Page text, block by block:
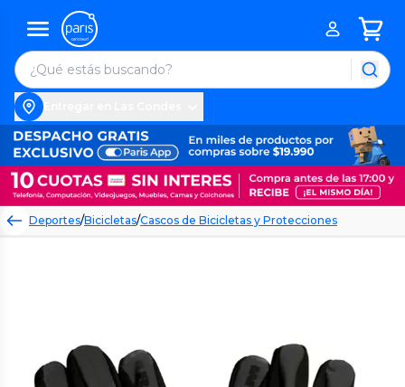
Deportes/Bicicletas/Cascos de Bicicletas y Protecciones